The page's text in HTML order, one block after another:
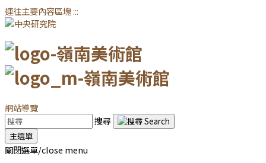
連往主要內容區塊:::
網站導覽
搜尋
主選單
關閉選單/close menu